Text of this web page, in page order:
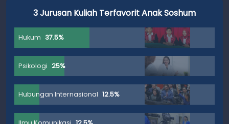
3 Jurusan Kuliah yang Paling Mudah dan Santai
Hukum 33.33%
Tata Boga 33.33%
Bahasa Dan Sastra 16.67%